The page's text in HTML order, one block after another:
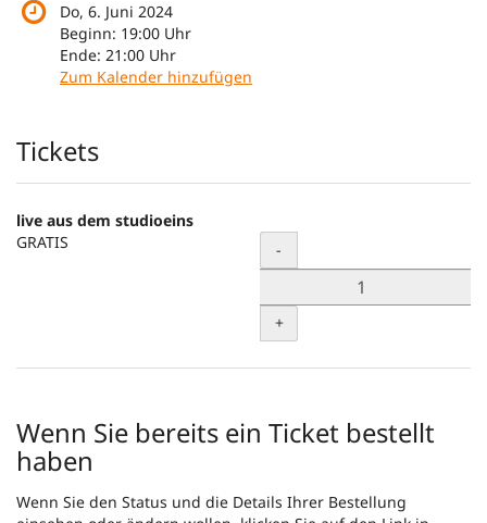
Do, 6. Juni 2024
Beginn: 19:00 Uhr
Ende: 21:00 Uhr
Zum Kalender hinzufügen
Produkte
Tickets
live aus dem studioeins
GRATIS
Menge
-
+
Wenn Sie bereits ein Ticket bestellt
haben
Wenn Sie den Status und die Details Ihrer Bestellung